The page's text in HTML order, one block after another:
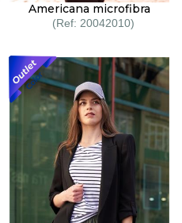
Americana microfibra
20042010